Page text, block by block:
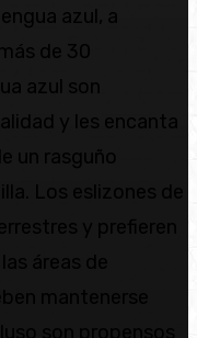
azul, a
de 30
azul son
y les encanta